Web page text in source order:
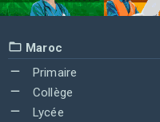
Maroc
Primaire
Collège
Lycée